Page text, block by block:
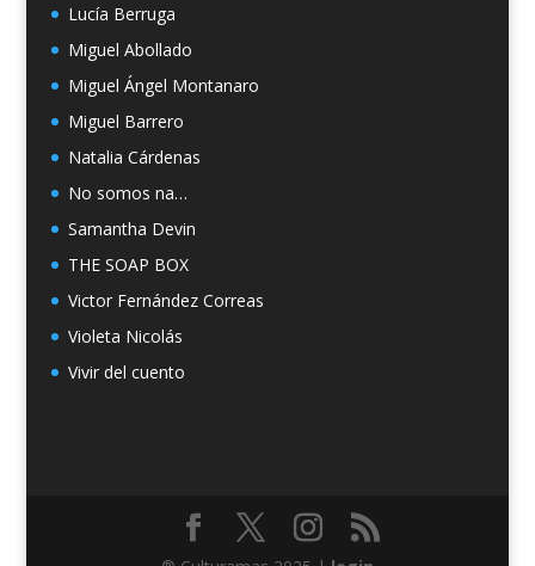
Lucía Berruga
Miguel Abollado
Miguel Ángel Montanaro
Miguel Barrero
Natalia Cárdenas
No somos na…
Samantha Devin
THE SOAP BOX
Victor Fernández Correas
Violeta Nicolás
Vivir del cuento